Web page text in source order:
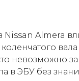
Nissan Almera
невозможно
в ЭБУ без